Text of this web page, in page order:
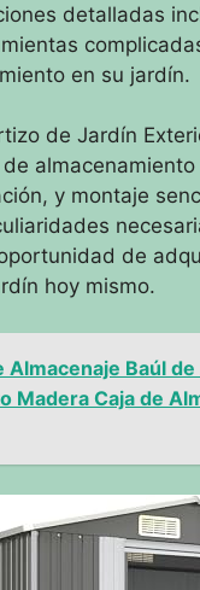
detalladas
en su jardín.
de Jardín
y montaje
de
hoy mismo.
Almacenaje Baúl
Madera Caja de